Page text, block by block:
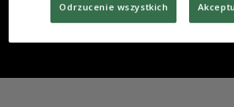
Foto: Krzysztof Świeżak
Odrzucenie wszystkich